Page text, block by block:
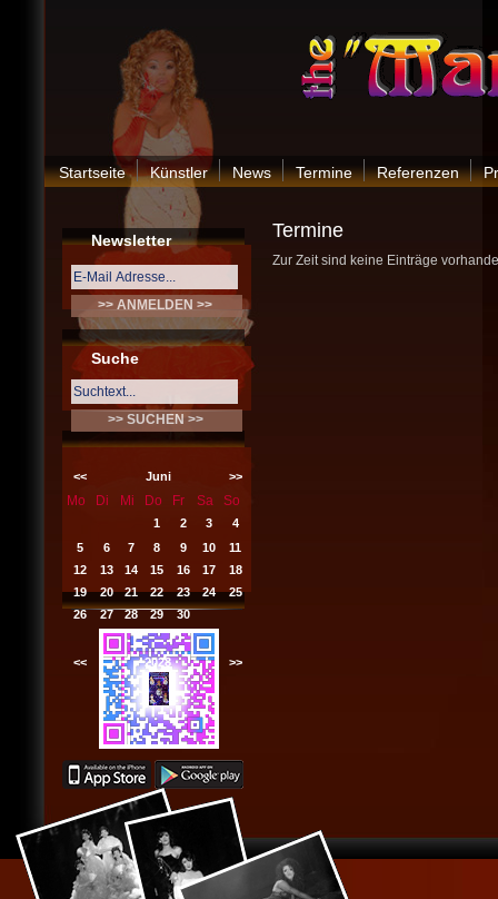
Startseite Künstler News Termine Referenzen
Newsletter
Suche
<< Juni >>
Mo Di Mi Do Fr Sa So
1 2 3
4
5
6 7 8 9 10
11
12
13 14 15 16 17
18
19
20 21 22 23 24
25
26
27 28 29 30
<< 2028 >>
Termine
Zur Zeit sind keine Einträge